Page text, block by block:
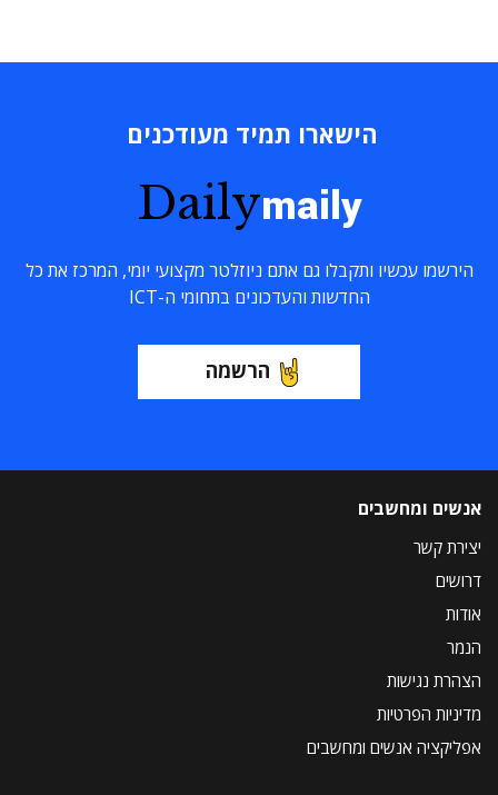
הישארו תמיד מעודכנים
Dailymaily
הירשמו עכשיו ותקבלו גם אתם ניוזלטר מקצועי יומי, המרכז את כל
החדשות והעדכונים בתחומי ה-ICT
הרשמה
אנשים ומחשבים
יצירת קשר
דרושים
אודות
הנמר
הצהרת נגישות
מדיניות הפרטיות
אפליקציה אנשים ומחשבים